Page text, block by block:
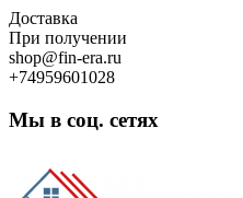
Skip
to
content
Доставка
При получении
shop@fin-era.ru
+74959601028
Мы в соц. сетях